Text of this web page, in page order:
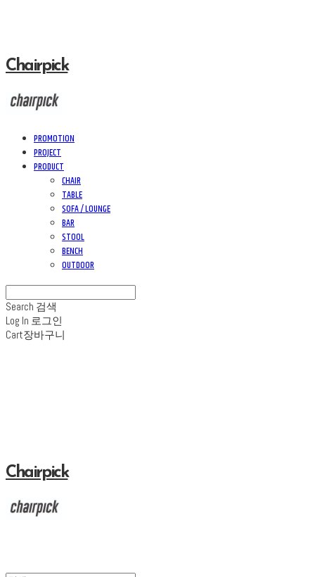
Chairpick
PROMOTION
PROJECT
PRODUCT
CHAIR
TABLE
SOFA / LOUNGE
BAR
STOOL
BENCH
OUTDOOR
Search 검색
Log In 로그인
Cart장바구니
Chairpick